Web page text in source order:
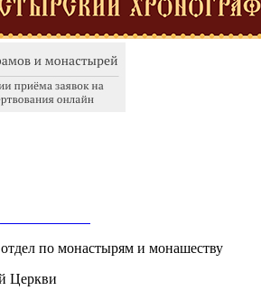
по монастырям и монашеству
Церкви